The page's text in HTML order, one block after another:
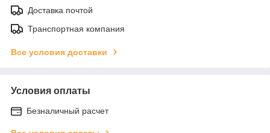
Доставка почтой
Транспортная компания
Все условия доставки
Условия оплаты
Безналичный расчет